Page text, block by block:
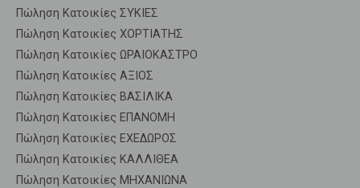
Πώληση Κατοικίες ΣΥΚΙΕΣ
Πώληση Κατοικίες ΧΟΡΤΙΑΤΗΣ
Πώληση Κατοικίες ΩΡΑΙΟΚΑΣΤΡΟ
Πώληση Κατοικίες ΑΞΙΟΣ
Πώληση Κατοικίες ΒΑΣΙΛΙΚΑ
Πώληση Κατοικίες ΕΠΑΝΟΜΗ
Πώληση Κατοικίες ΕΧΕΔΩΡΟΣ
Πώληση Κατοικίες ΚΑΛΛΙΘΕΑ
Πώληση Κατοικίες ΜΗΧΑΝΙΩΝΑ